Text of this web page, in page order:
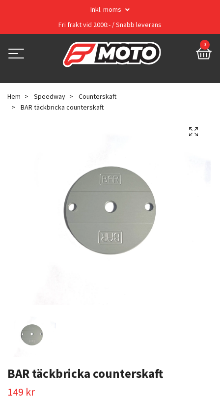
Inkl. moms
Fri frakt vid 2000:- / Snabb leverans
0
Hem Speedway
Counterskaft
BAR täckbricka counterskaft
BAR täckbricka counterskaft
149 kr